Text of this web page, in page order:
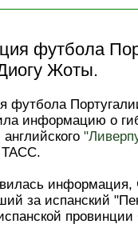
футбола
Жоты.
футбола
информацию о
ТАСС.
информация,
за испанский